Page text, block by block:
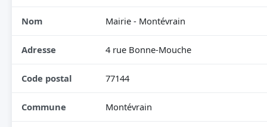
Nom Mairie - Montévrain
Adresse 4 rue Bonne-Mouche
Code postal 77144
Commune Montévrain